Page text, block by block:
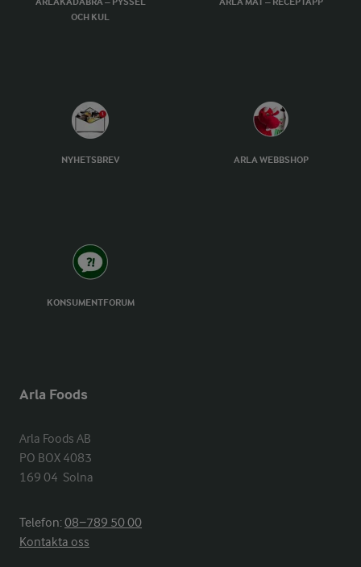
OCH KUL
NYHETSBREV ARLA WEBBSHOP
KONSUMENTFORUM
Arla Foods
Arla Foods AB
PO BOX 4083
169 04  Solna
Telefon:08−789 50 00
Kontakta oss